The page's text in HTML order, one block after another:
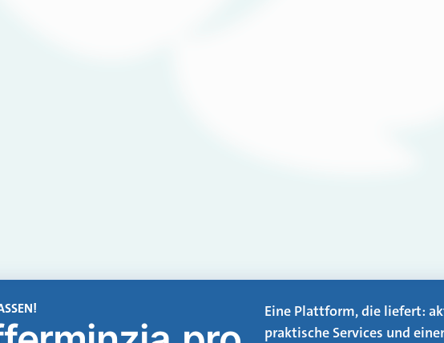
Eine Plattform, die liefert:
praktische Services und